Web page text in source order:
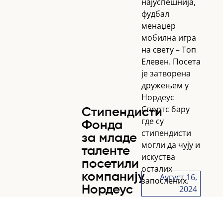
Стипендисти
Фонда
за младе
таленте
посетили
компанију
Нордеус
Аугуст 16,
2024
фудбал
менаџер
мобилна игра
на свету – Топ
Елевен. Посета
је затворена
дружењем у
Нордеус
Спортс бару
где су
стипендисти
могли да чују и
искуства
осталих
запослених.